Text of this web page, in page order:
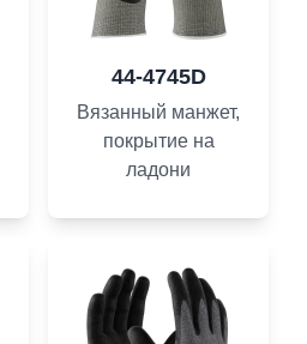
44-4745D
Вязанный манжет,
покрытие на
ладони